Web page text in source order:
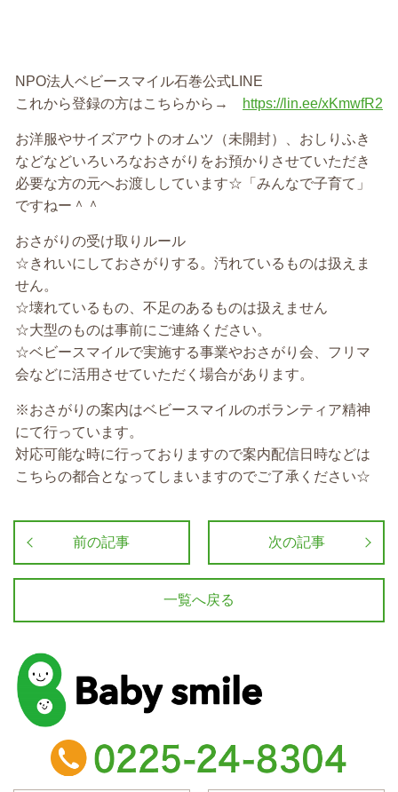
NPO法人ベビースマイル石巻公式LINE
これから登録の方はこちらから→
https://lin.ee/xKmwfR2
お洋服やサイズアウトのオムツ（未開封）、おしりふき
などなどいろいろなおさがりをお預かりさせていただき
必要な方の元へお渡ししています☆「みんなで子育て」
ですねー＾＾
おさがりの受け取りルール
☆きれいにしておさがりする。汚れているものは扱えま
せん。
☆壊れているもの、不足のあるものは扱えません
☆大型のものは事前にご連絡ください。
☆ベビースマイルで実施する事業やおさがり会、フリマ
会などに活用させていただく場合があります。
※おさがりの案内はベビースマイルのボランティア精神
にて行っています。
対応可能な時に行っておりますので案内配信日時などは
こちらの都合となってしまいますのでご了承ください☆
前の記事 次の記事
一覧へ戻る
baby smile
TEL：0225-24-8304